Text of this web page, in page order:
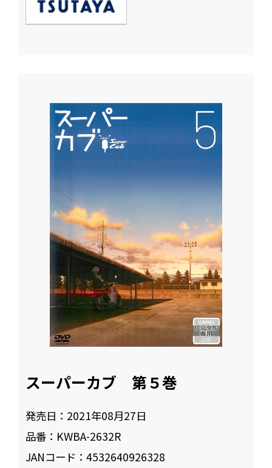
スーパーカブ 第５巻
発売日： 2021年08月27日
品番： KWBA-2632R
JANコード：4532640926328